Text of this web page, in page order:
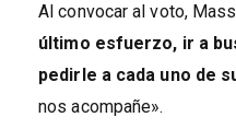
Al convocar al voto,
último esfuerzo, ir a
pedirle a cada uno de
nos acompañe».